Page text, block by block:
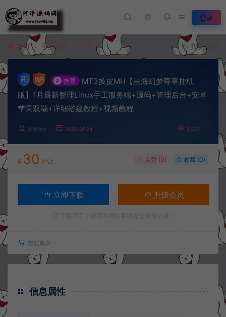
登录
首页 手游资源 正文 我要投稿
# 推荐
MT3换皮MH【星海幻梦尊享挂机
版】1月最新整理Linux手工服务端+源码+管理后台+安卓
苹果双端+详细搭建教程+视频教程
冷雨泽ღ 2026-01-24 3,037
¥ 30 星钻 点赞 (0) 收藏 (0)
立即下载 升级会员
增值服务：
信息属性